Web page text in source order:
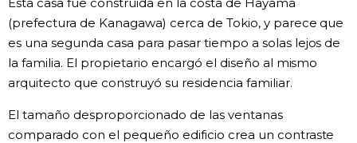
(prefectura de Kanagawa) cerca de Tokio, y parece que
es una segunda casa para pasar tiempo a solas lejos de
la familia. El propietario encargó el diseño al mismo
arquitecto que construyó su residencia familiar.
El tamaño desproporcionado de las ventanas
comparado con el pequeño edificio crea un contraste